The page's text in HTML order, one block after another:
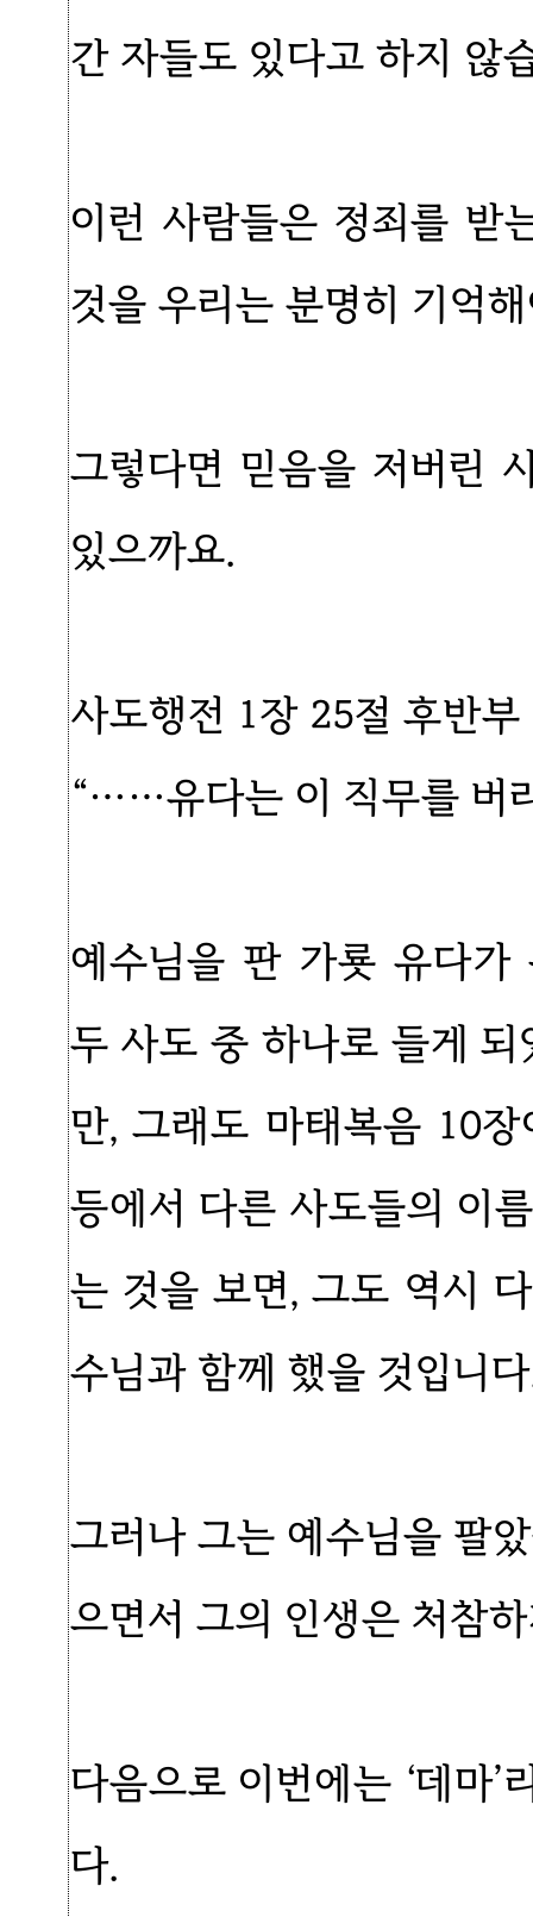
간 자들도 있다고 하지 않
이런 사람들은 정죄를 받
것을 우리는 분명히 기억
그렇다면 믿음을 저버린
있으까요.
사도행전 1장 25절 후반부
“……유다는 이 직무를 버
예수님을 판 가룟 유다가
두 사도 중 하나로 들게
만, 그래도 마태복음 10
등에서 다른 사도들의 이
는 것을 보면, 그도 역시
수님과 함께 했을 것입니
그러나 그는 예수님을 팔
으면서 그의 인생은 처참
다음으로 이번에는 ‘데마
다.